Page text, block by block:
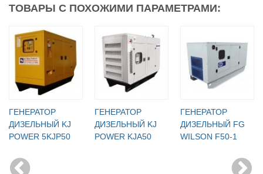
ТОВАРЫ С ПОХОЖИМИ ПАРАМЕТРАМИ:
ГЕНЕРАТОР
ДИЗЕЛЬНЫЙ KJ
POWER 5KJP50
ГЕНЕРАТОР
ДИЗЕЛЬНЫЙ KJ
POWER KJA50
ГЕНЕРАТОР
ДИЗЕЛЬНЫЙ FG
WILSON F50-1